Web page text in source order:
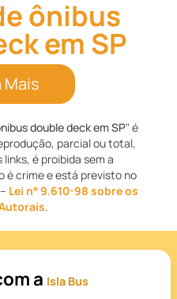
ônibus
em SP
Mais
double deck em SP" é
parcial ou total,
é proibida sem a
é crime e está previsto no
Lei n° 9.610-98 sobre os
.
a Isla Bus